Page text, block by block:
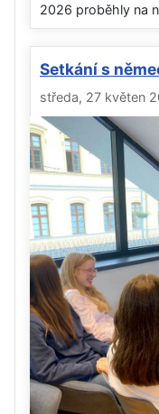
2026 proběhly na
Setkání s
středa, 27 květen